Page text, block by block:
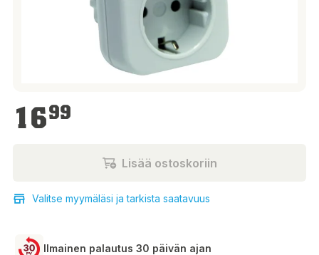
16,99 €
1699
Lisää ostoskoriin
Valitse myymäläsi ja tarkista saatavuus
Ilmainen palautus 30 päivän ajan